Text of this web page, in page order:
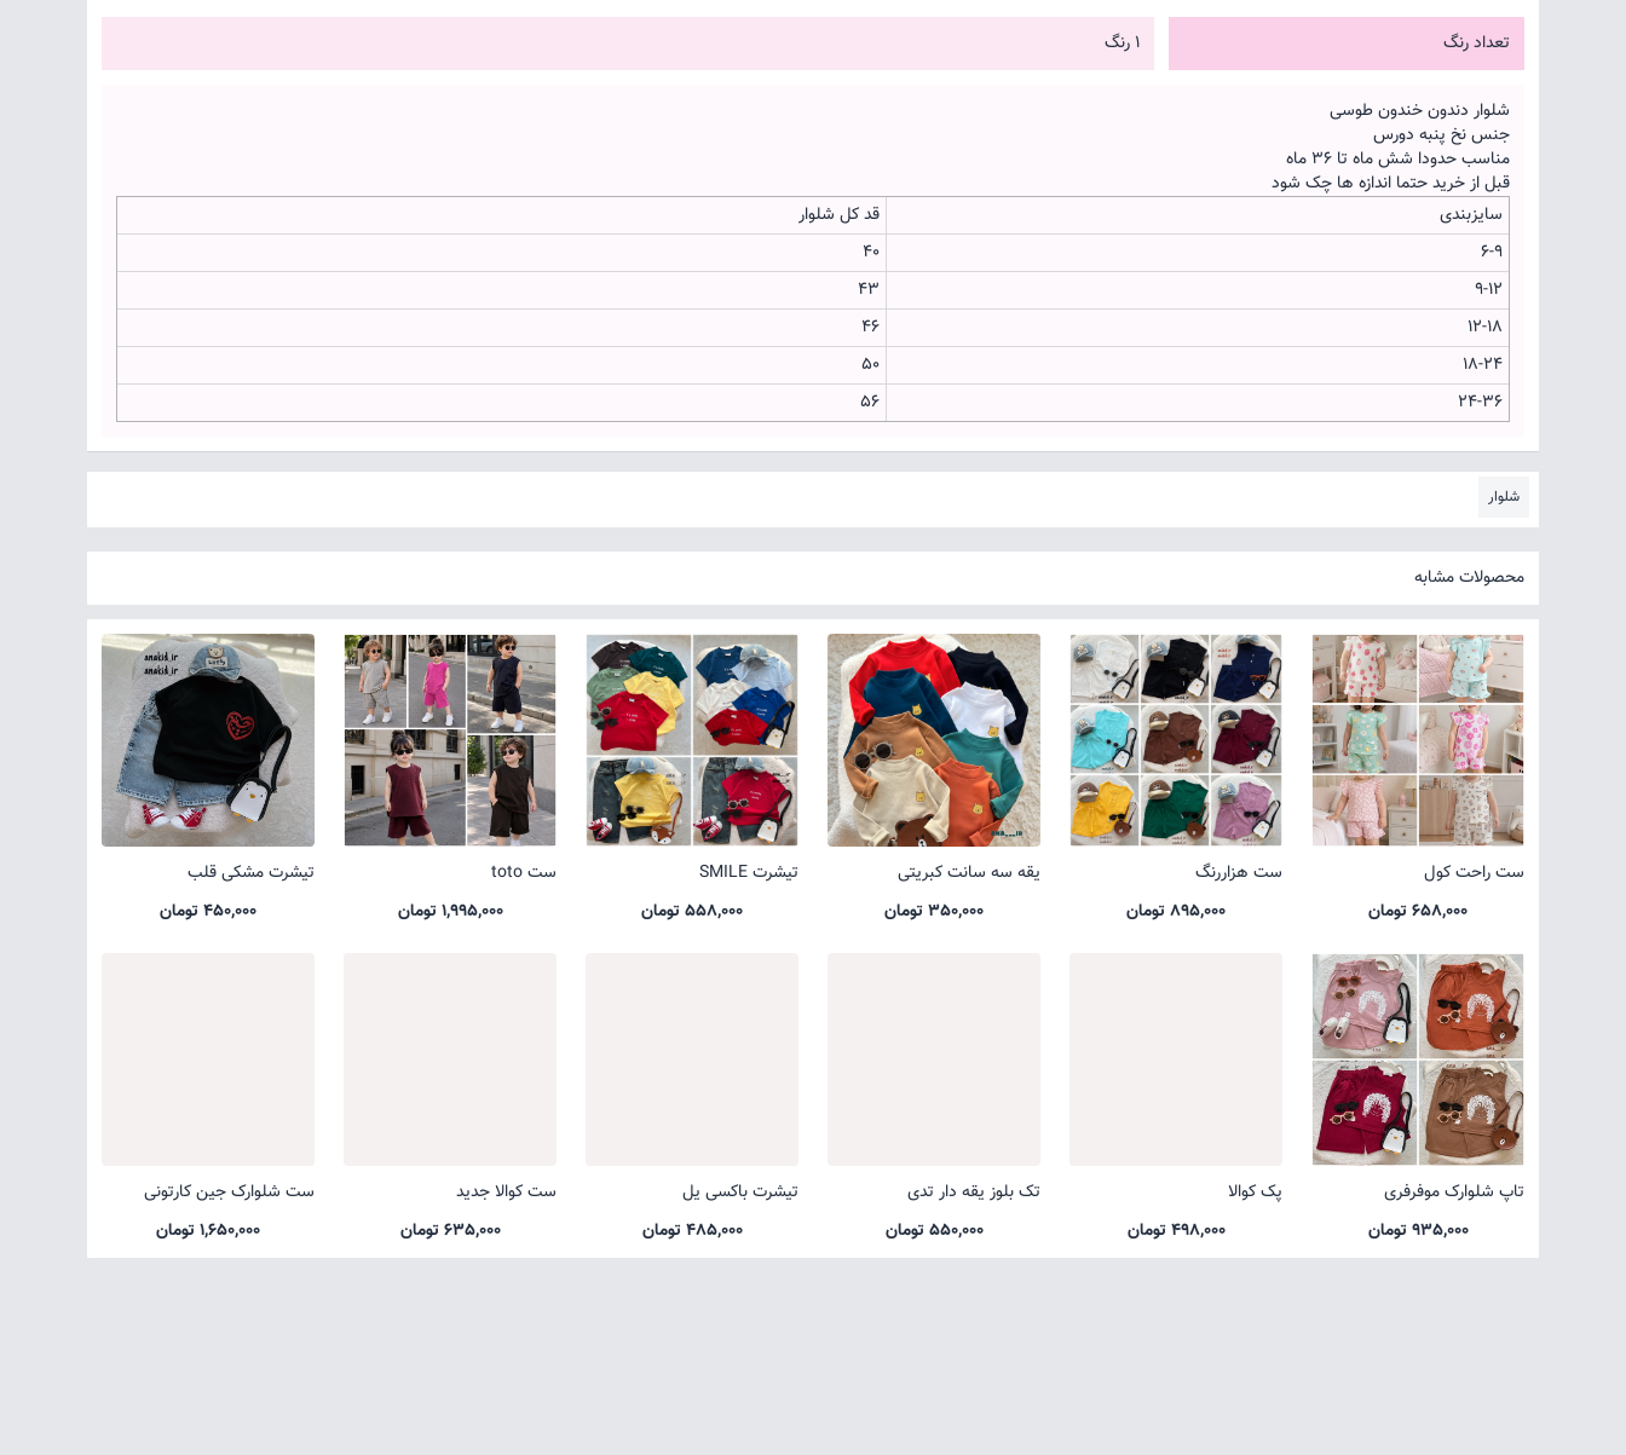
تعداد رنگ 1 رنگ
شلوار دندون خندون طوسی
جنس نخ پنبه دورس
مناسب حدودا شش ماه تا 36 ماه
قبل از خرید حتما اندازه ها چک شود
سایزبندی
قد کل شلوار
6-9
40
9-12
43
12-18
46
18-24
50
24-36
56
شلوار
محصولات مشابه
ست راحت کول
658,000 تومان
ست هزاررنگ
895,000 تومان
یقه سه سانت کبریتی
350,000 تومان
تیشرت SMILE
558,000 تومان
ست toto
1,995,000 تومان
تیشرت مشکی قلب
450,000 تومان
تاپ شلوارک موفرفری
935,000 تومان
پک کوالا
498,000 تومان
تک بلوز یقه دار تدی
550,000 تومان
تیشرت باکسی یل
485,000 تومان
ست کوالا جدید
635,000 تومان
ست شلوارک جین کارتونی
1,650,000 تومان